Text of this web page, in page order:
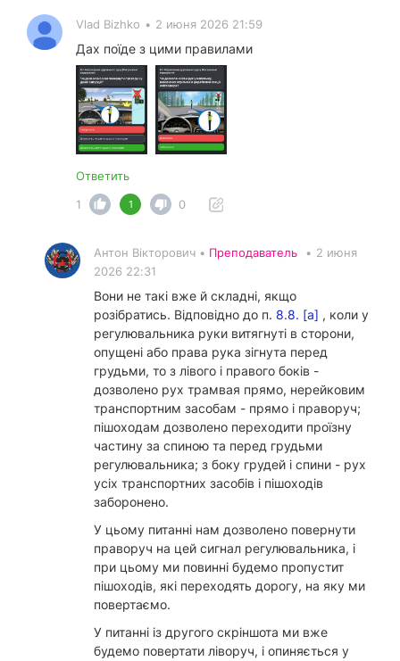
Vlad Bizhko • 2 июня 2026 21:59
Дах поїде з цими правилами
Ответить
1
1 0
Антон Вікторович • Преподаватель • 2 июня
2026 22:31
Вони не такі вже й складні, якщо
розібратись. Відповідно до п. 8.8. [а] , коли у
регулювальника руки витягнуті в сторони,
опущені або права рука зігнута перед
грудьми, то з лівого і правого боків -
дозволено рух трамвая прямо, нерейковим
транспортним засобам - прямо і праворуч;
пішоходам дозволено переходити проїзну
частину за спиною та перед грудьми
регулювальника; з боку грудей і спини - рух
усіх транспортних засобів і пішоходів
заборонено.
У цьому питанні нам дозволено повернути
праворуч на цей сигнал регулювальника, і
при цьому ми повинні будемо пропустит
пішоходів, які переходять дорогу, на яку ми
повертаємо.
У питанні із другого скріншота ми вже
будемо повертати ліворуч, і опиняється у